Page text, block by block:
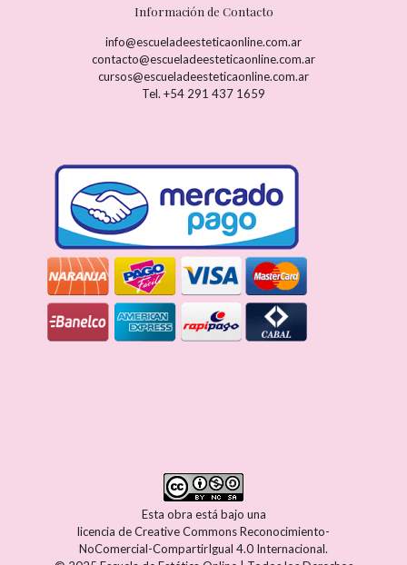
Información de Contacto
info@escueladeesteticaonline.com.ar
contacto@escueladeesteticaonline.com.ar
cursos@escueladeesteticaonline.com.ar
Tel. +54 291 437 1659
Esta obra está bajo una
licencia de Creative Commons Reconocimiento-
NoComercial-CompartirIgual 4.0 Internacional.